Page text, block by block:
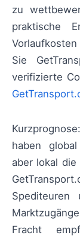
zu
praktische
Sie
verifizierte
haben
aber lokal
Fracht